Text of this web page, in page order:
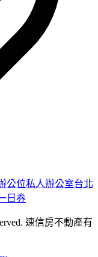
公位私人辦公室台北
日券
速信房不動產有